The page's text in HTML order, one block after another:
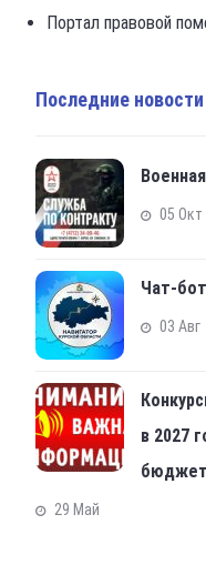
Портал правовой
Последние новости
05 Окт
Чат-
03 Авг
в 2027
29 Май